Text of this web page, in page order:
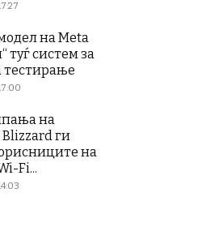
на Meta
туѓ систем за
тестирање
на
ги
на
Fi...